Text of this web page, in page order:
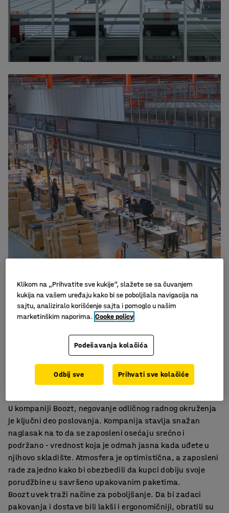
Dobar dan na poslu - svaki dan
U kompaniji Boozt, negovanje odličnog radnog okruženja
je ključni deo poslovanja. Kompanija stavlja snažan
naglasak na to da se zaposleni osećaju srećno i
podržano - vrednost koja je odmah jasna kada uđete u
njihovo skladište. Atmosfera je optimistična, a zaposleni
rade zajedno kako bi obezbedili da kupci dobiju svoje
porudžbine u savršeno upakovanim paketima.
Boozt uvek traži načine za poboljšanje. Da bi zadaci
pakovanja i dostave bili lakši i ergonomičniji, obratili su
Klikom na „Prihvatite sve kukije“, slažete se sa čuvanjem
kukija na vašem uređaju kako bi se poboljšala navigacija na
sajtu, analiziralo korišćenje sajta i pomoglo u našim
marketinškim naporima. Cooke policy
Podešavanja kolačića
Odbij sve Prihvati sve kolačiće